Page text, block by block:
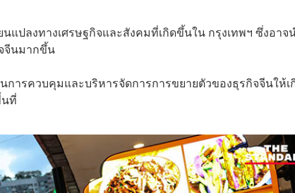
ปลงทางเศรษฐกิจและสังคมที่เกิดขึ้นใน กรุงเทพฯ ซึ่งอาจ
จีนมากขึ้น
การควบคุมและบริหารจัดการการขยายตัวของธุรกิจจีนให้เ
ที่